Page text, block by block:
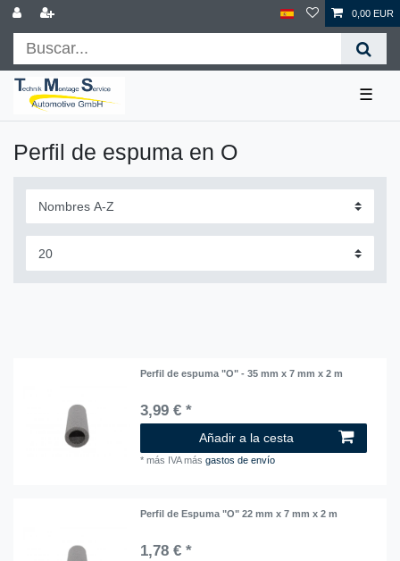
0,00 EUR
☰
Perfil de espuma en O
Perfil de espuma "O" - 35 mm x 7 mm x 2 m
3,99 € *
Añadir a la cesta
*más IVAmásgastos de envío
Perfil de Espuma "O" 22 mm x 7 mm x 2 m
1,78 € *